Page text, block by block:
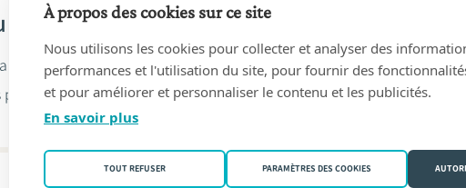
04/05/2012 au aujourd'hui
DE COCK & GORET, geassocieerde notarissen(3090 Overijse)
Pieter-Jan De Cock
À propos des cookies sur ce site
Nous utilisons les cookies pour collecter et analyser des
performances et l'utilisation du site, pour fournir des
et pour améliorer et personnaliser le contenu et les publicités.
En savoir plus
TOUT REFUSER PARAMÈTRES DES COOKIES